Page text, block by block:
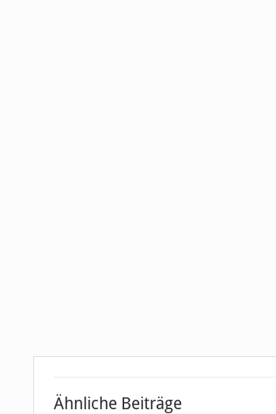
Ähnliche Beiträge